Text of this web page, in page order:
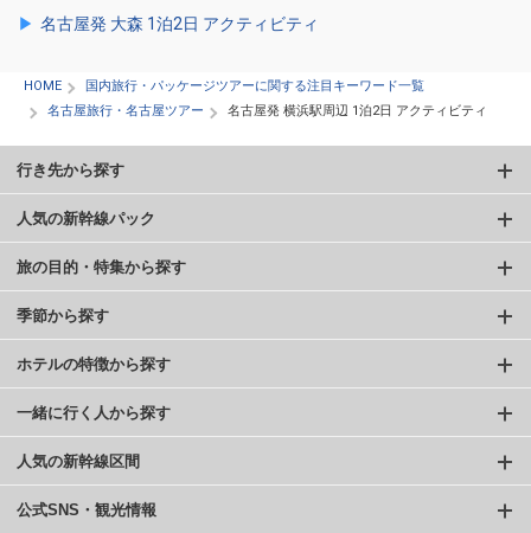
名古屋発 大森 1泊2日 アクティビティ
HOME
国内旅行・パッケージツアーに関する注目キーワード一覧
名古屋旅行・名古屋ツアー
名古屋発 横浜駅周辺 1泊2日 アクティビティ
行き先から探す
人気の新幹線パック
旅の目的・特集から探す
季節から探す
ホテルの特徴から探す
一緒に行く人から探す
人気の新幹線区間
公式SNS・観光情報